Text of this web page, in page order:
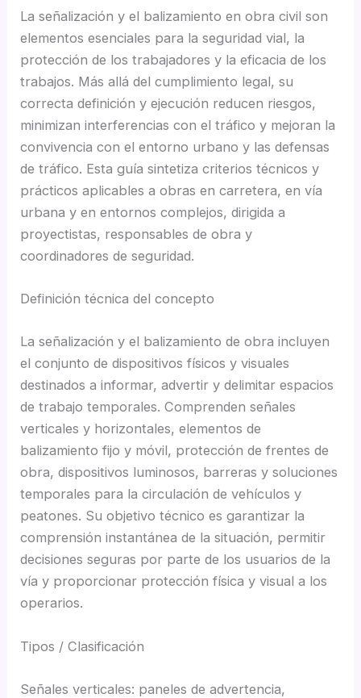
La señalización y el balizamiento en obra civil son
elementos esenciales para la seguridad vial, la
protección de los trabajadores y la eficacia de los
trabajos. Más allá del cumplimiento legal, su
correcta definición y ejecución reducen riesgos,
minimizan interferencias con el tráfico y mejoran la
convivencia con el entorno urbano y las defensas
de tráfico. Esta guía sintetiza criterios técnicos y
prácticos aplicables a obras en carretera, en vía
urbana y en entornos complejos, dirigida a
proyectistas, responsables de obra y
coordinadores de seguridad.
Definición técnica del concepto
La señalización y el balizamiento de obra incluyen
el conjunto de dispositivos físicos y visuales
destinados a informar, advertir y delimitar espacios
de trabajo temporales. Comprenden señales
verticales y horizontales, elementos de
balizamiento fijo y móvil, protección de frentes de
obra, dispositivos luminosos, barreras y soluciones
temporales para la circulación de vehículos y
peatones. Su objetivo técnico es garantizar la
comprensión instantánea de la situación, permitir
decisiones seguras por parte de los usuarios de la
vía y proporcionar protección física y visual a los
operarios.
Tipos / Clasificación
Señales verticales: paneles de advertencia,